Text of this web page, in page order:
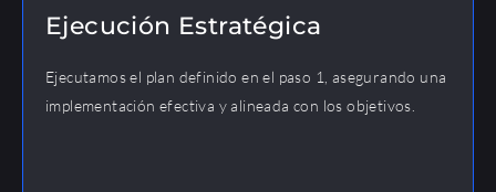
Ejecución Estratégica
Ejecutamos el plan definido en el paso 1, asegurando una
implementación efectiva y alineada con los objetivos.